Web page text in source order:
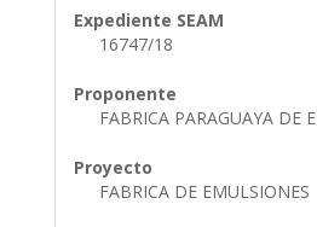
Expediente SEAM
16747/18
Proponente
FABRICA PARAGUAYA DE
Proyecto
FABRICA DE EMULSIONES